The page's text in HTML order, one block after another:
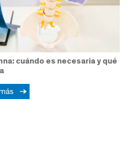
cuándo es necesaria y qué